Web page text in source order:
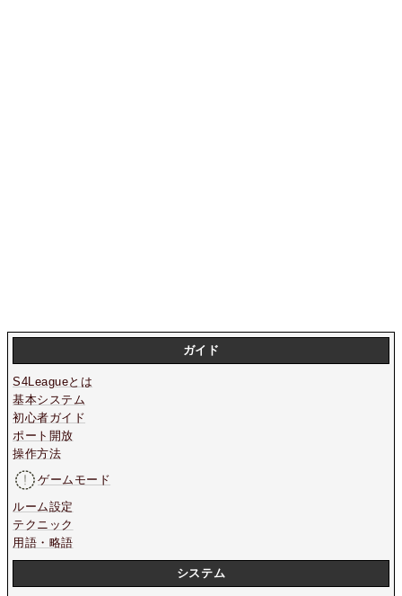
ガイド
S4Leagueとは
基本システム
初心者ガイド
ポート開放
操作方法
ゲームモード
ルーム設定
テクニック
用語・略語
システム